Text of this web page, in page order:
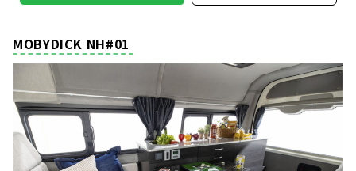
MOBYDICK NH#01